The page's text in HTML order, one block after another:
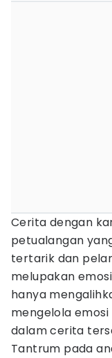
Cerita dengan
petualangan
tertarik dan
melupakan
hanya
mengelola
dalam cerita
Tantrum pada